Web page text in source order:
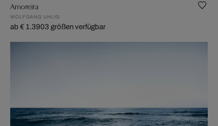
Amoreira
WOLFGANG UHLIG
ab € 1.3903 größen verfügbar